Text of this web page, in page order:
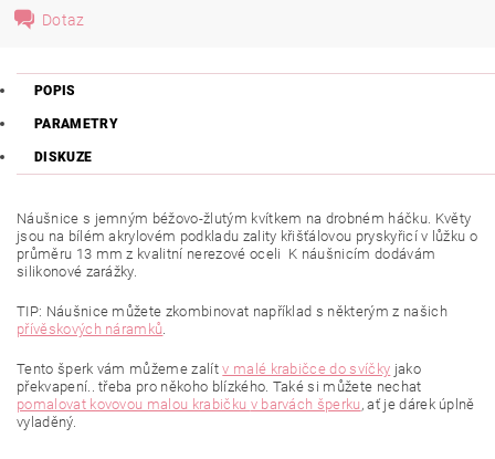
Dotaz
POPIS
PARAMETRY
DISKUZE
Náušnice s jemným béžovo-žlutým kvítkem na drobném háčku. Květy
jsou na bílém akrylovém podkladu zality křišťálovou pryskyřicí v lůžku o
průměru 13 mm z kvalitní nerezové oceli K náušnicím dodávám
silikonové zarážky.
TIP: Náušnice můžete zkombinovat například s některým z našich
přívěskových náramků.
Tento šperk vám můžeme zalítv malé krabičce do svíčky jako
překvapení.. třeba pro někoho blízkého. Také si můžete nechat
pomalovat kovovou malou krabičku v barvách šperku , ať je dárek úplně
vyladěný.